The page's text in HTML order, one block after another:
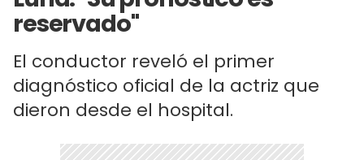
reservado"
El conductor reveló el primer
diagnóstico oficial de la actriz que
dieron desde el hospital.